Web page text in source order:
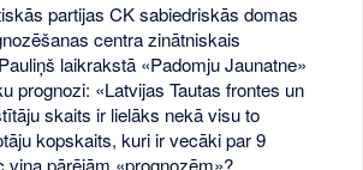
partijas CK sabiedriskās domas
centra zinātniskais
laikrakstā «Padomju Jaunatne»
prognozi: «Latvijas Tautas frontes un
skaits ir lielāks nekā visu to
kopskaits, kuri ir vecāki par 9
viņa pārējām «prognozēm»?